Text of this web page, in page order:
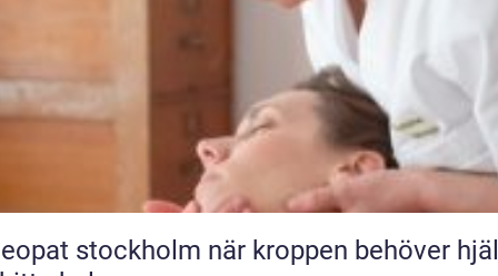
stockholm när kroppen behöver hjälp